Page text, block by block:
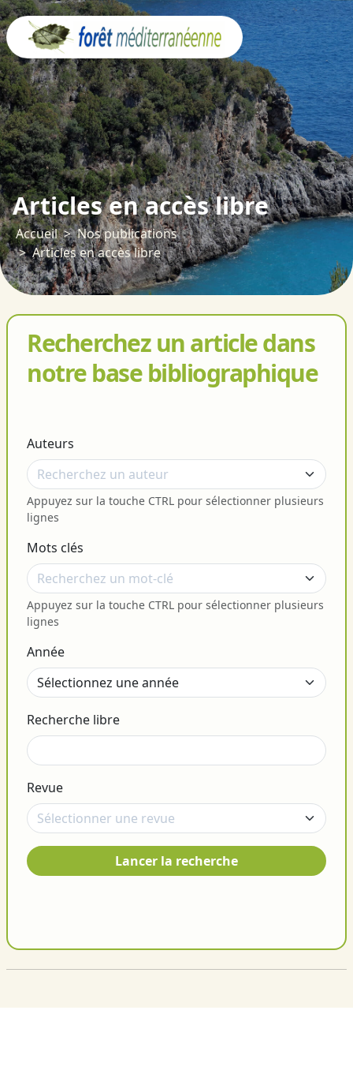
Articles en accès libre
Accueil
Nos publications
Articles en accès libre
Recherchez un article dans
notre base bibliographique
Auteurs
Appuyez sur la touche CTRL pour sélectionner plusieurs
lignes
Mots clés
Appuyez sur la touche CTRL pour sélectionner plusieurs
lignes
Année
Recherche libre
Revue
Lancer la recherche
Panneau de gestion des cookies